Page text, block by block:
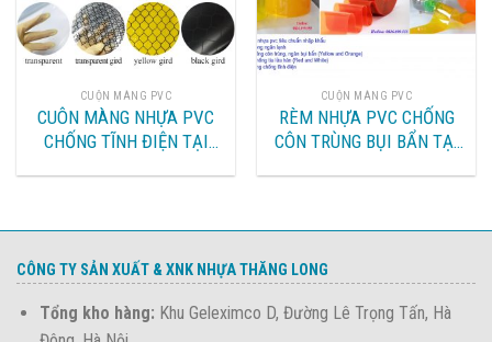
CUỘN MÀNG PVC
CUÔN MÀNG NHỰA PVC
CHỐNG TĨNH ĐIỆN TẠI
CUỘN MÀNG PVC
RÈM NHỰA PVC CHỐNG
CÔN TRÙNG BỤI BẨN TẠI
ĐÀ NẴNG
CÔNG TY SẢN XUẤT & XNK NHỰA THĂNG LONG
Tổng kho hàng: Khu Geleximco D, Đường Lê Trọng Tấn, Hà